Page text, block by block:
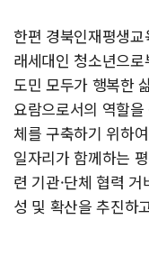
한편 경북인재평생
래세대인 청소년으
도민 모두가 행복한
요람으로서의 역할
체를 구축하기 위하
일자리가 함께하는
련 기관·단체 협력
성 및 확산을 추진하